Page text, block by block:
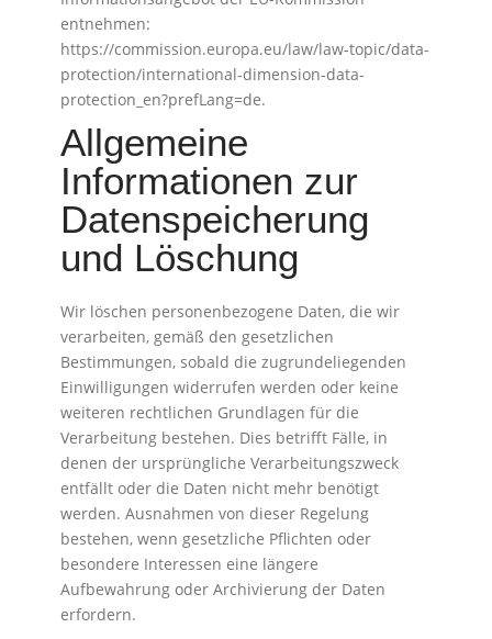
entnehmen:
https://commission.europa.eu/law/law-topic/data-
protection/international-dimension-data-
protection_en?prefLang=de.
Allgemeine
Informationen zur
Datenspeicherung
und Löschung
Wir löschen personenbezogene Daten, die wir
verarbeiten, gemäß den gesetzlichen
Bestimmungen, sobald die zugrundeliegenden
Einwilligungen widerrufen werden oder keine
weiteren rechtlichen Grundlagen für die
Verarbeitung bestehen. Dies betrifft Fälle, in
denen der ursprüngliche Verarbeitungszweck
entfällt oder die Daten nicht mehr benötigt
werden. Ausnahmen von dieser Regelung
bestehen, wenn gesetzliche Pflichten oder
besondere Interessen eine längere
Aufbewahrung oder Archivierung der Daten
erfordern.